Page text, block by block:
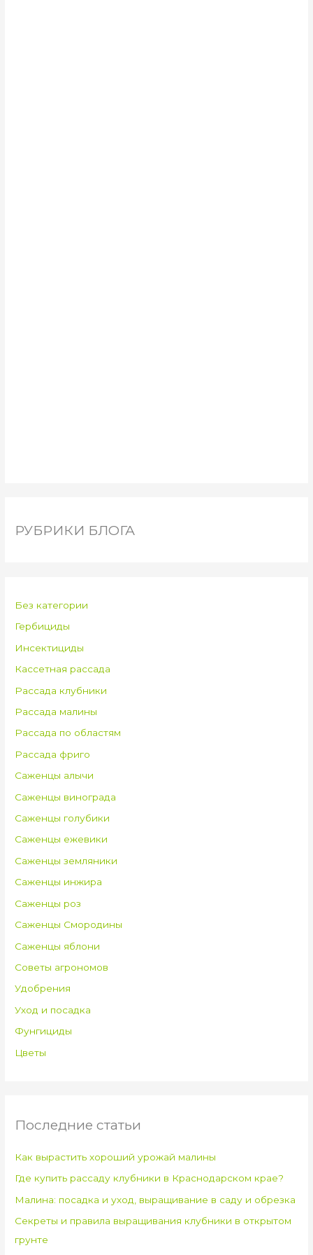
РУБРИКИ БЛОГА
Без категории
Гербициды
Инсектициды
Кассетная рассада
Рассада клубники
Рассада малины
Рассада по областям
Рассада фриго
Саженцы алычи
Саженцы винограда
Саженцы голубики
Саженцы ежевики
Саженцы земляники
Саженцы инжира
Саженцы роз
Саженцы Смородины
Саженцы яблони
Советы агрономов
Удобрения
Уход и посадка
Фунгициды
Цветы
Последние статьи
Как вырастить хороший урожай малины
Где купить рассаду клубники в Краснодарском крае?
Малина: посадка и уход, выращивание в саду и обрезка
Секреты и правила выращивания клубники в открытом
грунте